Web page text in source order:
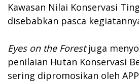
Kawasan Nilai Konservasi
disebabkan pasca
Eyes on the Forestjuga
penilaian Hutan Konservasi
sering dipromosikan oleh